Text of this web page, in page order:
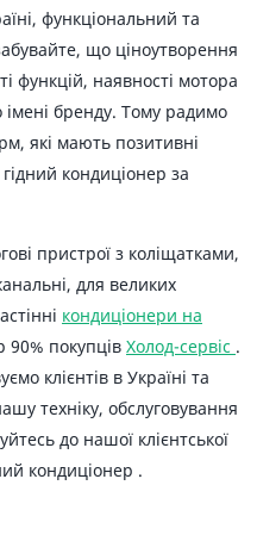
функціональний та
що ціноутворення
функцій, наявності мотора
імені бренду. Тому радимо
які мають позитивні
кондиціонер за
пристрої з коліщатками,
для великих
кондиціонери на
90% покупців Холод-сервіс .
клієнтів в Україні та
техніку, обслуговування
до нашої клієнтської
кондиціонер .